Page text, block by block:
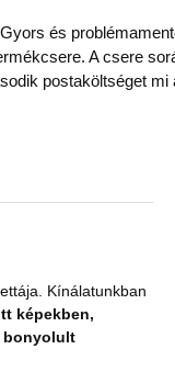
Gyors és
A csere
postaköltséget mi
Kínálatunkban
képekben,
bonyolult